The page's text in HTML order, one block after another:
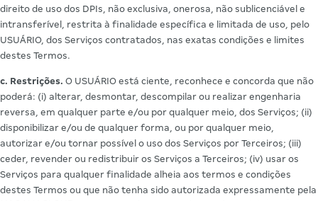
direito de uso dos DPIs, não exclusiva, onerosa, não sublicenciável e
intransferível, restrita à finalidade específica e limitada de uso, pelo
USUÁRIO, dos Serviços contratados, nas exatas condições e limites
destes Termos.
c. Restrições. O USUÁRIO está ciente, reconhece e concorda que não
poderá: (i) alterar, desmontar, descompilar ou realizar engenharia
reversa, em qualquer parte e/ou por qualquer meio, dos Serviços; (ii)
disponibilizar e/ou de qualquer forma, ou por qualquer meio,
autorizar e/ou tornar possível o uso dos Serviços por Terceiros; (iii)
ceder, revender ou redistribuir os Serviços a Terceiros; (iv) usar os
Serviços para qualquer finalidade alheia aos termos e condições
destes Termos ou que não tenha sido autorizada expressamente pela